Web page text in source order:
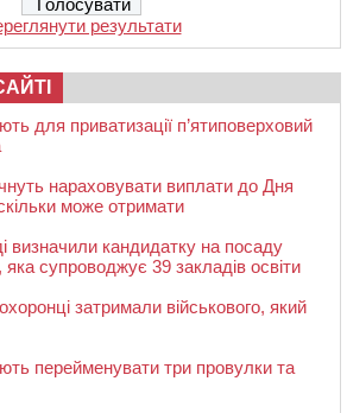
результати
для приватизації п’ятиповерховий
нараховувати виплати до Дня
може отримати
визначили кандидатку на посаду
супроводжує 39 закладів освіти
затримали військового, який
перейменувати три провулки та